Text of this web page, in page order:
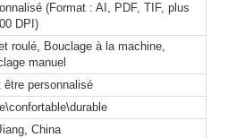
(Format : AI, PDF, TIF, plus
DPI)
roulé, Bouclage à la machine,
manuel
être personnalisé
China